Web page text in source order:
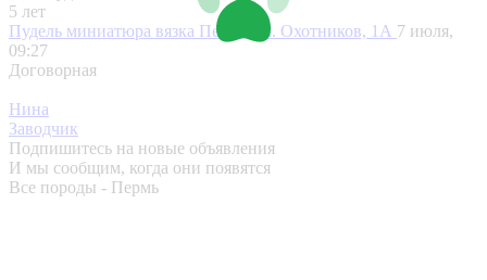
5 лет
Пудель миниатюра вязка Пермь, ул. Охотников, 1А 7 июля,
09:27
Договорная
Нина
Заводчик
Подпишитесь на новые объявления
И мы сообщим, когда они появятся
Все породы - Пермь